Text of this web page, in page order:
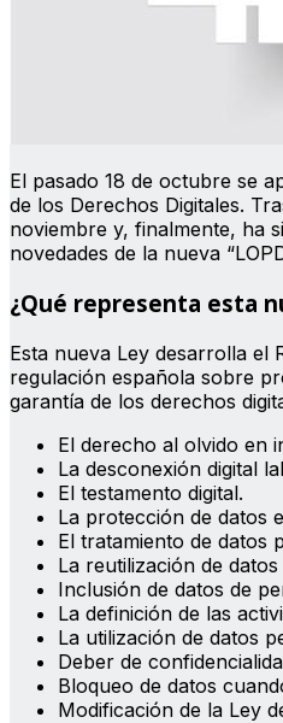
El pasado 18 de octubre se
de los Derechos Digitales.
noviembre y, finalmente, ha
novedades de la nueva
¿Qué representa esta
Esta nueva Ley desarrolla el
regulación española sobre
garantía de los derechos
El derecho al olvido en
La desconexión digital
El testamento digital.
La protección de datos
El tratamiento de datos
La reutilización de
Inclusión de datos de
La definición de las
La utilización de datos
Deber de
Bloqueo de datos
Modificación de la Ley